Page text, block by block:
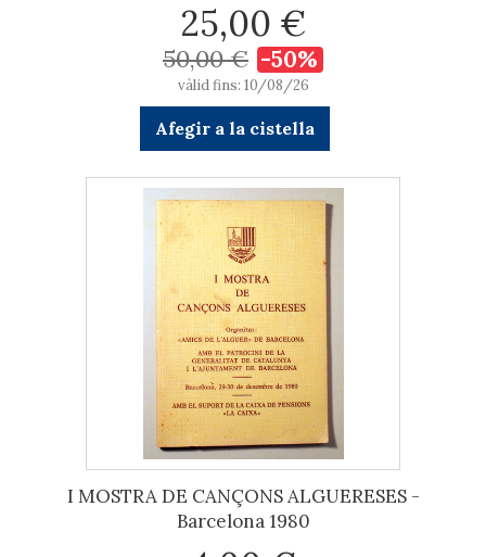
25,00 €
50,00 € -50%
vàlid fins: 10/08/26
Afegir a la cistella
I MOSTRA DE CANÇONS ALGUERESES -
Barcelona 1980